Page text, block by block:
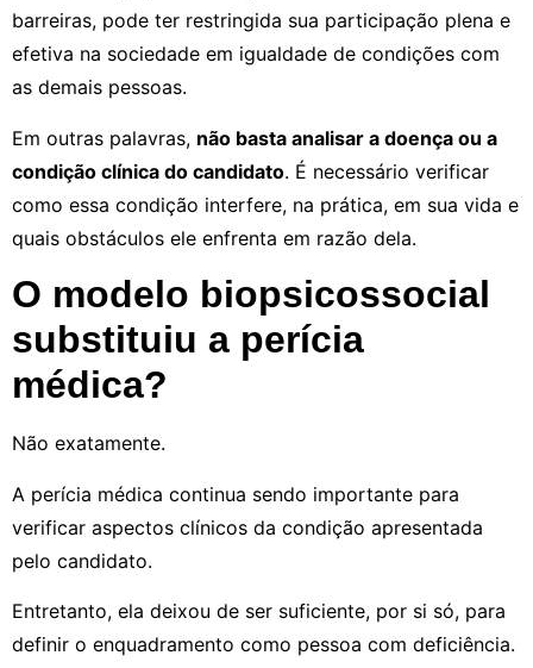
barreiras, pode ter restringida sua participação plena e
efetiva na sociedade em igualdade de condições com
as demais pessoas.
Em outras palavras, não basta analisar a doença ou a
condição clínica do candidato. É necessário verificar
como essa condição interfere, na prática, em sua vida e
quais obstáculos ele enfrenta em razão dela.
O modelo biopsicossocial
substituiu a perícia
médica?
Não exatamente.
A perícia médica continua sendo importante para
verificar aspectos clínicos da condição apresentada
pelo candidato.
Entretanto, ela deixou de ser suficiente, por si só, para
definir o enquadramento como pessoa com deficiência.